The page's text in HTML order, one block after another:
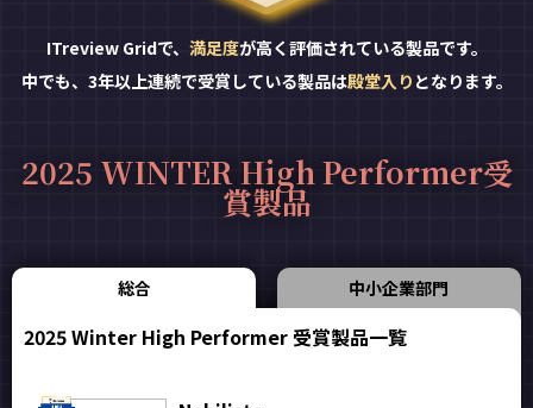
ITreview Gridで、 満足度が高く評価されている製品です。
中でも、3年以上連続で受賞している製品は殿堂入り となります。
2025 WINTER High Performer受
賞製品
総合 中小企業部門
2025 Winter High Performer 受賞製品一覧